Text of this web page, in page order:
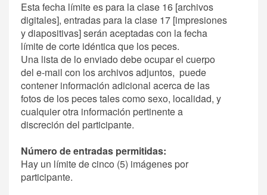
Esta fecha límite es para la clase 16 [archivos
digitales], entradas para la clase 17 [impresiones
y diapositivas] serán aceptadas con la fecha
límite de corte idéntica que los peces.
Una lista de lo enviado debe ocupar el cuerpo
del e-mail con los archivos adjuntos, puede
contener información adicional acerca de las
fotos de los peces tales como sexo, localidad, y
cualquier otra información pertinente a
discreción del participante.
Número de entradas permitidas:
Hay un límite de cinco (5) imágenes por
participante.